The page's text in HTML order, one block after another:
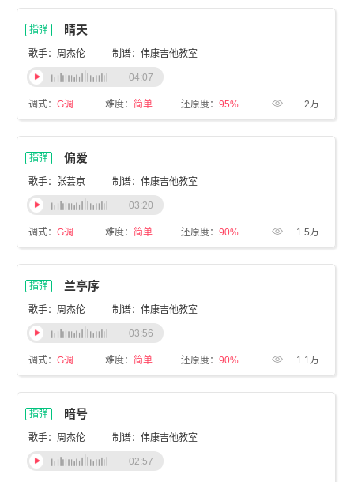
指弹 晴天
歌手：周杰伦 制谱：伟康吉他教室
调式：G调 难度： 简单 还原度：95% 2万
04:07
指弹 偏爱
歌手：张芸京 制谱：伟康吉他教室
调式：G调 难度： 简单 还原度：90% 1.5万
03:20
指弹 兰亭序
歌手：周杰伦 制谱：伟康吉他教室
调式：G调 难度： 简单 还原度：90% 1.1万
03:56
指弹 暗号
歌手：周杰伦 制谱：伟康吉他教室
02:57